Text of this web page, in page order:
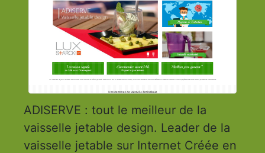
ADISERVE : tout le meilleur de la
vaisselle jetable design. Leader de la
vaisselle jetable sur Internet Créée en